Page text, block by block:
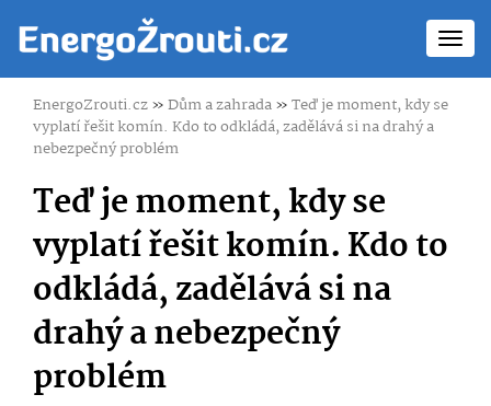
EnergoZrouti.cz»Dům a zahrada»Teď je moment, kdy se
vyplatí řešit komín. Kdo to odkládá, zadělává si na drahý a
nebezpečný problém
Teď je moment, kdy se
vyplatí řešit komín. Kdo to
odkládá, zadělává si na
drahý a nebezpečný
problém